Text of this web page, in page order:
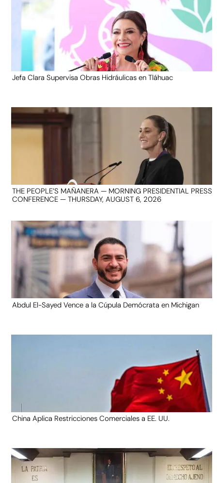
Jefa Clara Supervisa Obras Hidráulicas en Tláhuac
THE PEOPLE’S MAÑANERA — MORNING PRESIDENTIAL PRESS
CONFERENCE — THURSDAY, AUGUST 6, 2026
Abdul El-Sayed Vence a la Cúpula Demócrata en Michigan
China Aplica Restricciones Comerciales a EE. UU.